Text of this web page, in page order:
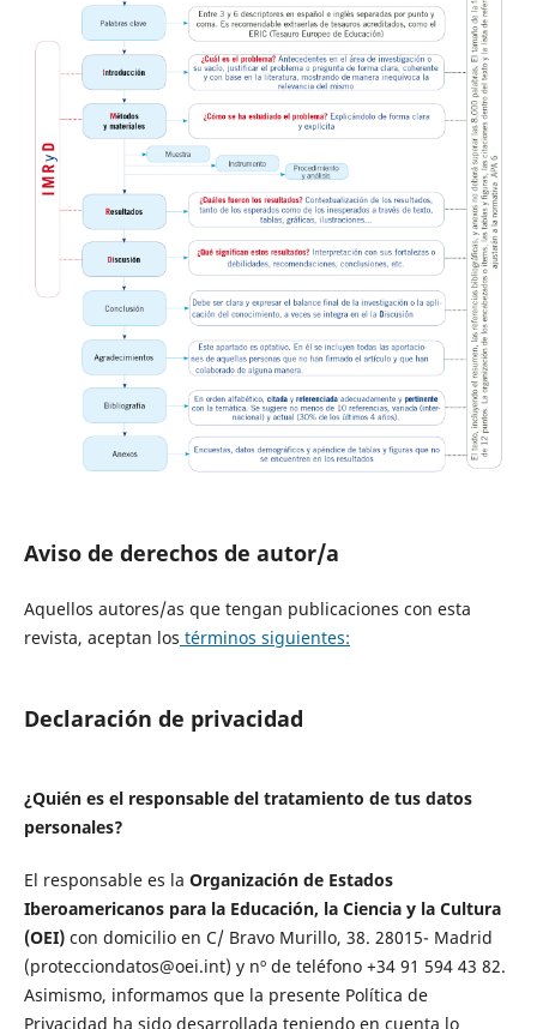
Aviso de derechos de autor/a
Aquellos autores/as que tengan publicaciones con esta
revista, aceptan los términos siguientes:
Declaración de privacidad
¿Quién es el responsable del tratamiento de tus datos
personales?
El responsable es la Organización de Estados
Iberoamericanos para la Educación, la Ciencia y la Cultura
(OEI)con domicilio en C/ Bravo Murillo, 38. 28015- Madrid
(protecciondatos@oei.int) y nº de teléfono +34 91 594 43 82.
Asimismo, informamos que la presente Política de
Privacidad ha sido desarrollada teniendo en cuenta lo